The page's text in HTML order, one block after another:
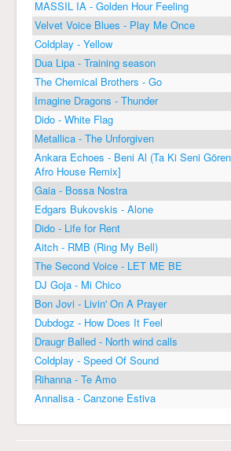
MASSIL IA - Golden Hour Feeling
Velvet Voice Blues - Play Me Once
Coldplay - Yellow
Dua Lipa - Training season
The Chemical Brothers - Go
Imagine Dragons - Thunder
Dido - White Flag
Metallica - The Unforgiven
Ankara Echoes - Beni Al (Ta Ki Seni
Afro House Remix]
Gaia - Bossa Nostra
Edgars Bukovskis - Alone
Dido - Life for Rent
Aitch - RMB (Ring My Bell)
The Second Voice - LET ME BE
DJ Goja - Mi Chico
Bon Jovi - Livin' On A Prayer
Dubdogz - How Does It Feel
Draugr Balled - North wind calls
Coldplay - Speed Of Sound
Rihanna - Te Amo
Annalisa - Canzone Estiva